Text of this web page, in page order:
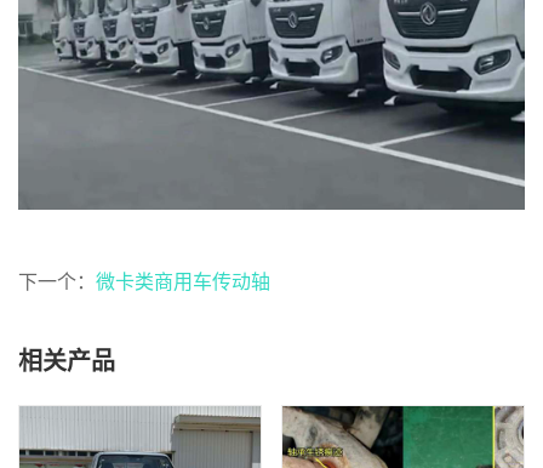
下一个： 微卡类商用车传动轴
相关产品